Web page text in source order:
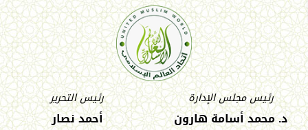
رئيس مجلس الإدارة
د. محمد أسامة هارون
رئيس التحرير
أحمد نصار